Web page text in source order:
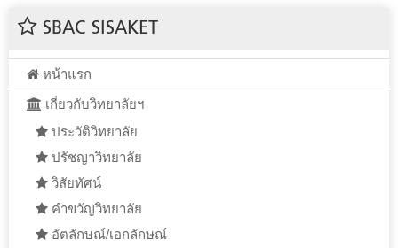
SBAC SISAKET
หน้าแรก
เกี่ยวกับวิทยาลัยฯ
ประวัติวิทยาลัย
ปรัชญาวิทยาลัย
วิสัยทัศน์
คำขวัญวิทยาลัย
อัตลักษณ์/เอกลักษณ์